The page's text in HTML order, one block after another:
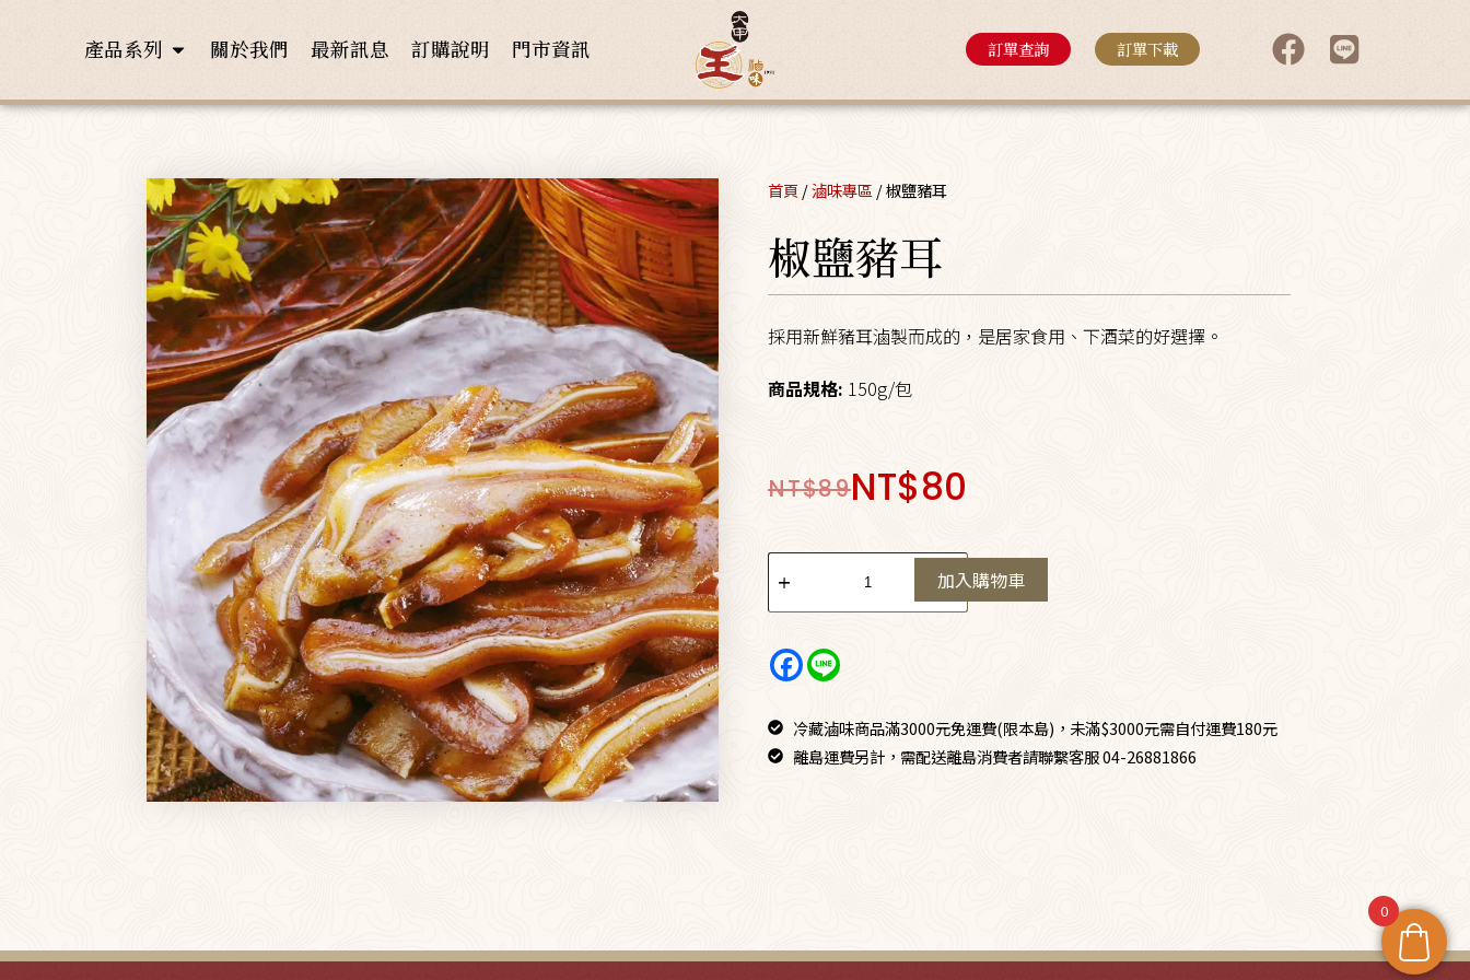
產品系列 關於我們 最新訊息 訂購說明 門市資訊 訂單查詢 訂單下載
首頁 /滷味專區 / 椒鹽豬耳
椒鹽豬耳
採用新鮮豬耳滷製而成的，是居家食用、下酒菜的好選擇。
商品規格: 150g/包
NT$89NT$80
加入購物車
冷藏滷味商品滿3000元免運費(限本島)，未滿$3000元需自付運費180元
離島運費另計，需配送離島消費者請聯繫客服 04-26881866
0